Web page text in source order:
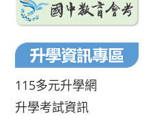
115多元升學網
升學考試資訊